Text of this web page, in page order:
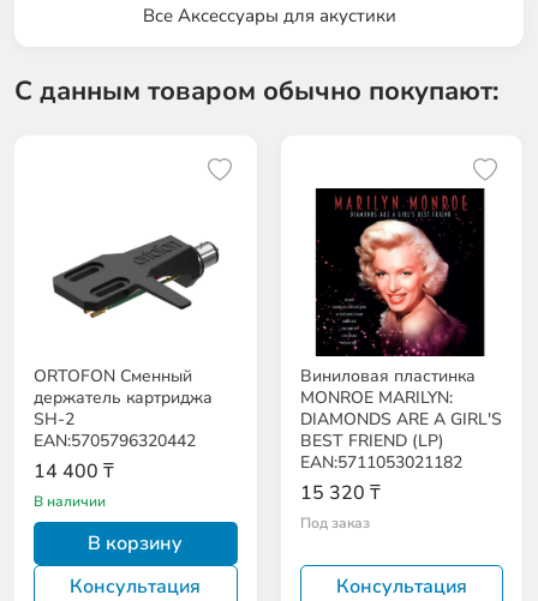
Все Аксессуары для акустики
С данным товаром обычно покупают:
ORTOFON Сменный
держатель картриджа
SH-2
EAN:5705796320442
14 400 ₸
В наличии
В корзину
Консультация
Виниловая пластинка
MONROE MARILYN:
DIAMONDS ARE A GIRL'S
BEST FRIEND (LP)
EAN:5711053021182
15 320 ₸
Под заказ
Консультация